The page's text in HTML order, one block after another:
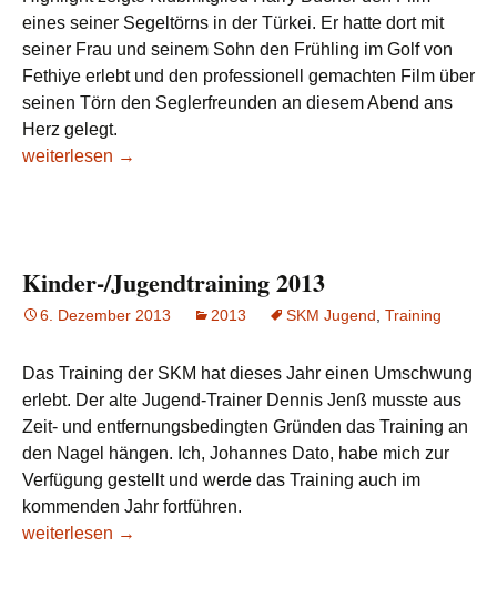
eines seiner Segeltörns in der Türkei. Er hatte dort mit
seiner Frau und seinem Sohn den Frühling im Golf von
Fethiye erlebt und den professionell gemachten Film über
seinen Törn den Seglerfreunden an diesem Abend ans
Herz gelegt.
Filmabend
weiterlesen →
Kinder-/Jugendtraining 2013
6. Dezember 2013 2013 SKM Jugend, Training
Das Training der SKM hat dieses Jahr einen Umschwung
erlebt. Der alte Jugend-Trainer Dennis Jenß musste aus
Zeit- und entfernungsbedingten Gründen das Training an
den Nagel hängen. Ich, Johannes Dato, habe mich zur
Verfügung gestellt und werde das Training auch im
kommenden Jahr fortführen.
Kinder-/Jugendtraining
weiterlesen →